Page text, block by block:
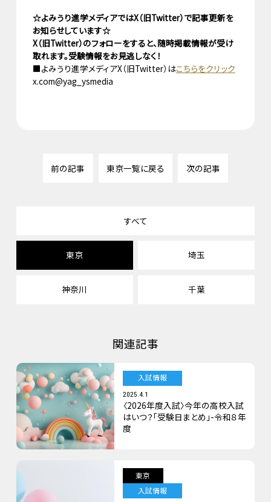
☆よみうり進学メディアではX（旧Twitter）で記事更新を
お知らせしています☆
X（旧Twitter）のフォローをすると、随時掲載情報が受け
取れます。受験情報をお見逃しなく！
■よみうり進学メディアX（旧Twitter）はこちらをクリック
x.com@yag_ysmedia
前の記事 東京一覧に戻る 次の記事
すべて
東京 埼玉
神奈川 千葉
関連記事
入試情報
2025.4.1
〈2026年度入試〉今年の高校入試
はいつ？「受験日まとめ」-令和８年
度
東京
入試情報